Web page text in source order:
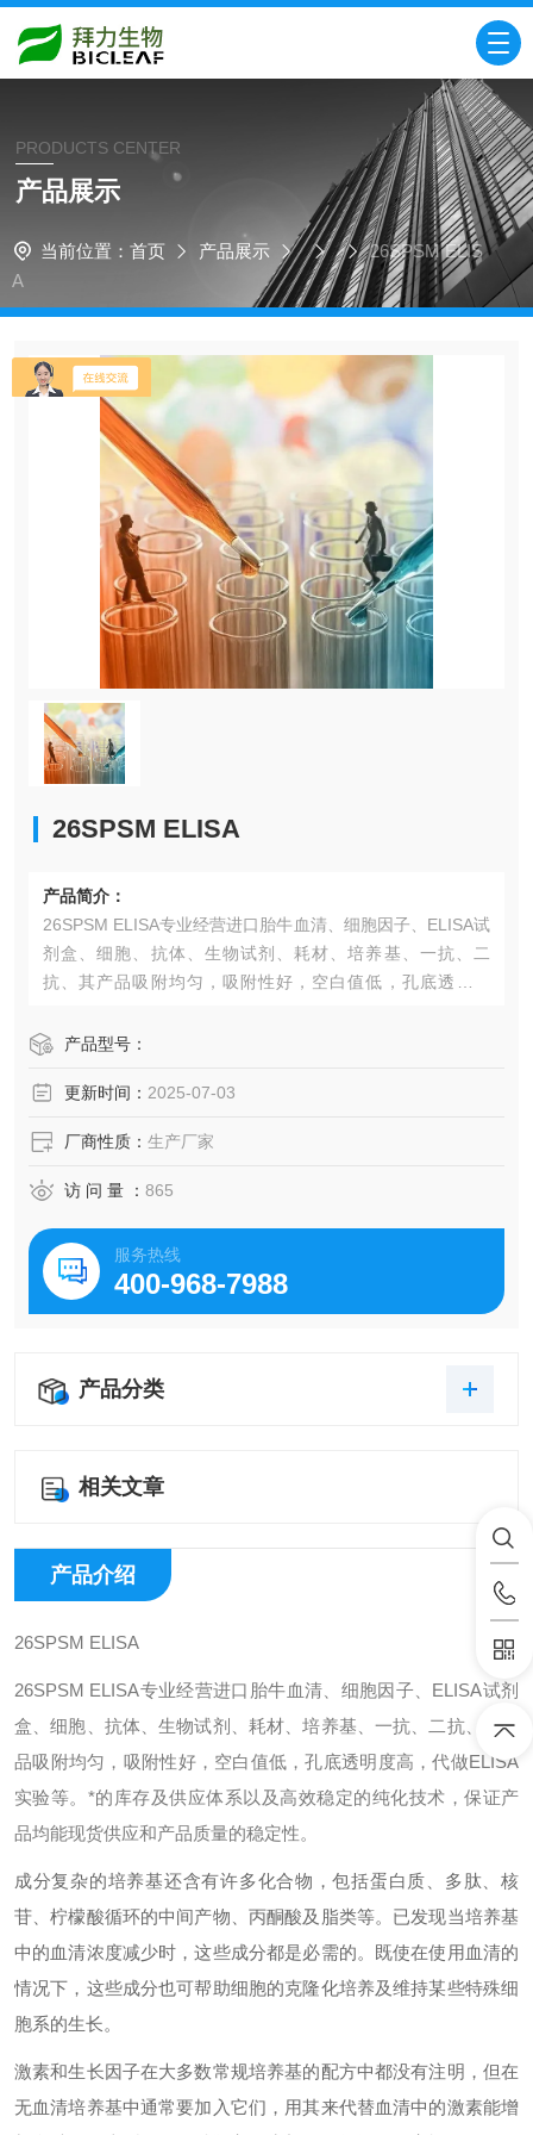
PRODUCTS CENTER
产品展示
当前位置： 首页 产品展示
26SPSM ELIS
A​
26SPSM ELISA​
产品简介：
26SPSM ELISA​专业经营进口胎牛血清、细胞因子、ELISA试
剂盒、细胞、抗体、生物试剂、耗材、培养基、一抗、二
抗、其产品吸附均匀，吸附性好，空白值低，孔底透明度
纯化技术，保证产品均能现货供应和产品质量的稳定性。
产品型号：
更新时间： 2025-07-03
厂商性质： 生产厂家
访 问 量 ： 865
服务热线
400-968-7988
产品分类
相关文章
产品介绍
26SPSM ELISA
26SPSM ELISA专业经营进口胎牛血清、细胞因子、ELISA试剂
盒、细胞、抗体、生物试剂、耗材、培养基、一抗、二抗、其产
品吸附均匀，吸附性好，空白值低，孔底透明度高，代做ELISA
实验等。*的库存及供应体系以及高效稳定的纯化技术，保证产
品均能现货供应和产品质量的稳定性。
成分复杂的培养基还含有许多化合物，包括蛋白质、多肽、核
苷、柠檬酸循环的中间产物、丙酮酸及脂类等。已发现当培养基
中的血清浓度减少时，这些成分都是必需的。既使在使用血清的
情况下，这些成分也可帮助细胞的克隆化培养及维持某些特殊细
胞系的生长。
激素和生长因子在大多数常规培养基的配方中都没有注明，但在
无血清培养基中通常要加入它们，用其来代替血清中的激素能增